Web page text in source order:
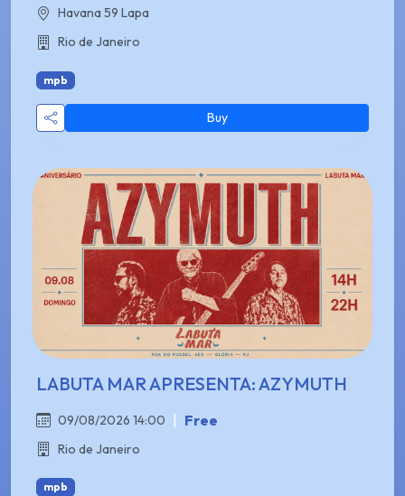
Havana 59 Lapa
Rio de Janeiro
mpb
Buy
LABUTA MAR APRESENTA: AZYMUTH
09/08/2026 14:00 Free
Rio de Janeiro
mpb